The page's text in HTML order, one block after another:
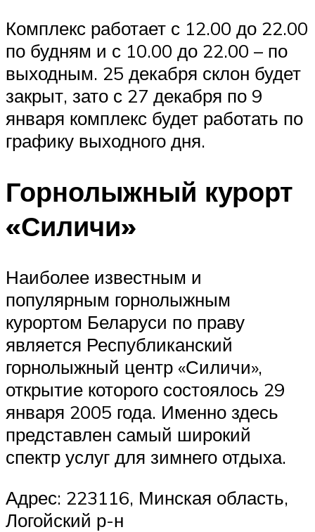
Комплекс работает с 12.00 до 22.00
по будням и с 10.00 до 22.00 – по
выходным. 25 декабря склон будет
закрыт, зато с 27 декабря по 9
января комплекс будет работать по
графику выходного дня.
Горнолыжный курорт
«Силичи»
Наиболее известным и
популярным горнолыжным
курортом Беларуси по праву
является Республиканский
горнолыжный центр «Силичи»,
открытие которого состоялось 29
января 2005 года. Именно здесь
представлен самый широкий
спектр услуг для зимнего отдыха.
Адрес: 223116, Минская область,
Логойский р-н